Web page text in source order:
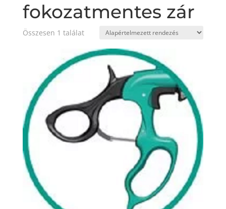
fokozatmentes zár
Összesen 1 találat